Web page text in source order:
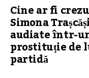
Cine ar fi
Simona
audiate într-
prostituție de
partidă